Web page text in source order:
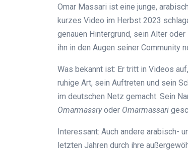
Omar Massari ist eine junge,
kurzes Video im Herbst 2023
genauen Hintergrund, sein Alter
ihn in den Augen seiner Community
Was bekannt ist: Er tritt in Videos
ruhige Art, sein Auftreten und sein
im deutschen Netz gemacht. Sein
Omarmassryoder Omarmassari
Interessant: Auch andere arabisch-
letzten Jahren durch ihre